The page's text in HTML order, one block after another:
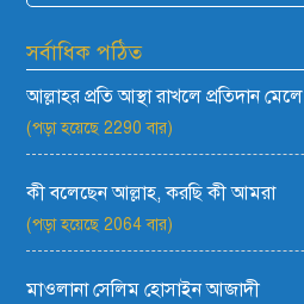
সর্বাধিক পঠিত
আল্লাহর প্রতি আস্থা রাখলে প্রতিদান মেলে
(পড়া হয়েছে 2290 বার)
কী বলেছেন আল্লাহ, করছি কী আমরা
(পড়া হয়েছে 2064 বার)
মাওলানা সেলিম হোসাইন আজাদী